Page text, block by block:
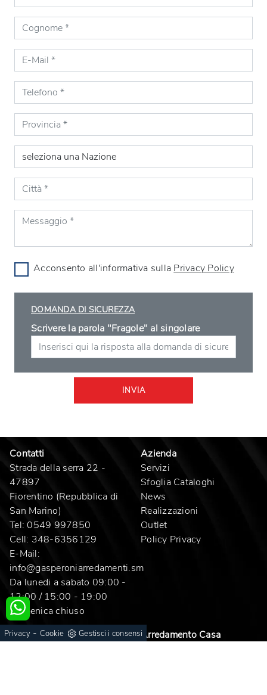
Acconsento all'informativa sulla Privacy Policy
DOMANDA DI SICUREZZA
Scrivere la parola "Fragole" al singolare
INVIA
Contatti
Strada della serra 22 -
47897
Fiorentino (Repubblica di
San Marino)
Tel: 0549 997850
Cell: 348-6356129
E-Mail:
info@gasperoniarredamenti.sm
Da lunedi a sabato 09:00 -
12:00 / 15:00 - 19:00
Domenica chiuso
Azienda
Servizi
Sfoglia Cataloghi
News
Realizzazioni
Outlet
Policy Privacy
Cucine
Arredamento Casa
Privacy- Cookie Gestisci i consensi